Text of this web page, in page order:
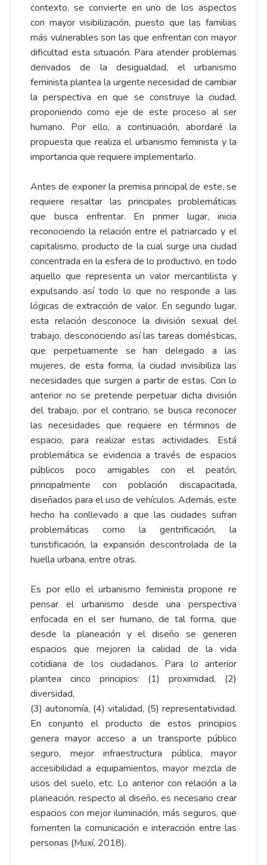
contexto, se convierte en uno de los aspectos
con mayor visibilización, puesto que las familias
más vulnerables son las que enfrentan con mayor
dificultad esta situación. Para atender problemas
derivados de la desigualdad, el urbanismo
feminista plantea la urgente necesidad de cambiar
la perspectiva en que se construye la ciudad,
proponiendo como eje de este proceso al ser
humano. Por ello, a continuación, abordaré la
propuesta que realiza el urbanismo feminista y la
importancia que requiere implementarlo.
Antes de exponer la premisa principal de este, se
requiere resaltar las principales problemáticas
que busca enfrentar. En primer lugar, inicia
reconociendo la relación entre el patriarcado y el
capitalismo, producto de la cual surge una ciudad
concentrada en la esfera de lo productivo, en todo
aquello que representa un valor mercantilista y
expulsando así todo lo que no responde a las
lógicas de extracción de valor. En segundo lugar,
esta relación desconoce la división sexual del
trabajo, desconociendo así las tareas domésticas,
que perpetuamente se han delegado a las
mujeres, de esta forma, la ciudad invisibiliza las
necesidades que surgen a partir de estas. Con lo
anterior no se pretende perpetuar dicha división
del trabajo, por el contrario, se busca reconocer
las necesidades que requiere en términos de
espacio, para realizar estas actividades. Está
problemática se evidencia a través de espacios
públicos poco amigables con el peatón,
principalmente con población discapacitada,
diseñados para el uso de vehículos. Además, este
hecho ha conllevado a que las ciudades sufran
problemáticas como la gentrificación, la
turistificación, la expansión descontrolada de la
huella urbana, entre otras.
Es por ello el urbanismo feminista propone re
pensar el urbanismo desde una perspectiva
enfocada en el ser humano, de tal forma, que
desde la planeación y el diseño se generen
espacios que mejoren la calidad de la vida
cotidiana de los ciudadanos. Para lo anterior
plantea cinco principios: (1) proximidad, (2)
diversidad,
(3) autonomía, (4) vitalidad, (5) representatividad.
En conjunto el producto de estos principios
genera mayor acceso a un transporte público
seguro, mejor infraestructura pública, mayor
accesibilidad a equipamientos, mayor mezcla de
usos del suelo, etc. Lo anterior con relación a la
planeación, respecto al diseño, es necesario crear
espacios con mejor iluminación, más seguros, que
fomenten la comunicación e interacción entre las
personas (Muxí, 2018).